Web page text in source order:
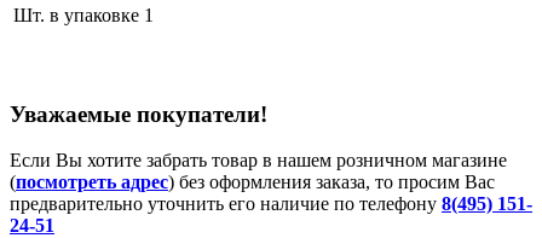
Шт. в упаковке 1
Уважаемые покупатели!
Если Вы хотите забрать товар в нашем розничном магазине
(посмотреть адрес) без оформления заказа, то просим Вас
предварительно уточнить его наличие по телефону 8(495) 151-
24-51